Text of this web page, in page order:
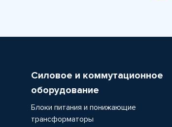
Силовое и коммутационное
оборудование
Блоки питания и понижающие
трансформаторы